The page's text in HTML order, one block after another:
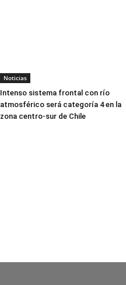
Noticias
Intenso sistema frontal con río
atmosférico será categoría 4 en la
zona centro-sur de Chile